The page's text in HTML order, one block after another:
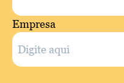
Empresa